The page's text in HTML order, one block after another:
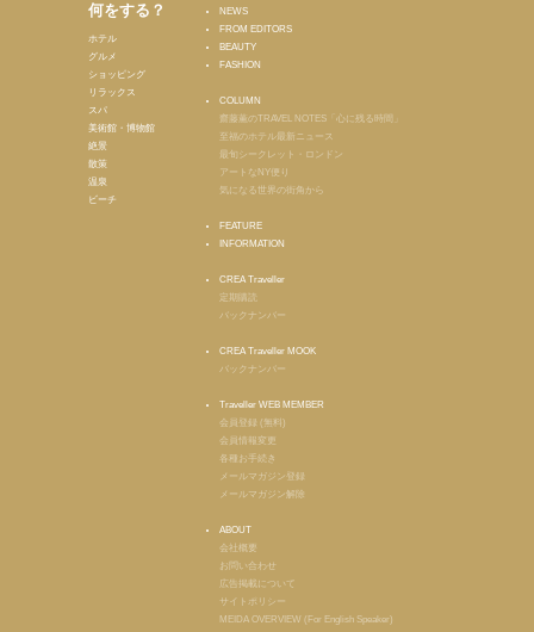
何をする？
ホテル
グルメ
ショッピング
リラックス
スパ
美術館・博物館
絶景
散策
温泉
ビーチ
NEWS
FROM EDITORS
BEAUTY
FASHION
COLUMN
齋藤薫のTRAVEL NOTES「心に残る時間」
至福のホテル最新ニュース
最旬シークレット・ロンドン
アートなNY便り
気になる世界の街角から
FEATURE
INFORMATION
CREA Traveller
定期購読
バックナンバー
CREA Traveller MOOK
バックナンバー
Traveller WEB MEMBER
会員登録 (無料)
会員情報変更
各種お手続き
メールマガジン登録
メールマガジン解除
ABOUT
会社概要
お問い合わせ
広告掲載について
サイトポリシー
MEIDA OVERVIEW (For English Speaker)